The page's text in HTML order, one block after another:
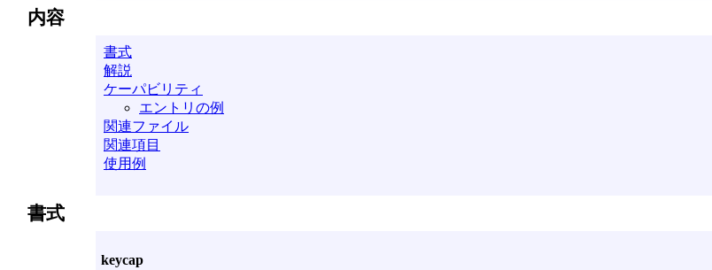
内容
書式
解説
ケーパビリティ
エントリの例
関連ファイル
関連項目
使用例
書式
keycap